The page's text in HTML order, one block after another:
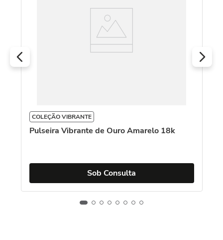
COLEÇÃO VIBRANTE
Pulseira Vibrante de Ouro Amarelo 18k
Sob Consulta